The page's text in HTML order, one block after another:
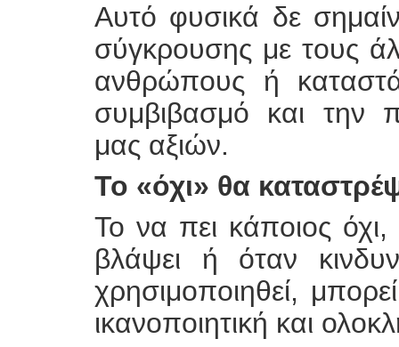
Αυτό φυσικά δε
σύγκρουσης με τους
ανθρώπους ή
συμβιβασμό και την
μας αξιών.
Το «όχι» θα
Το να πει κάποιος όχι,
βλάψει ή όταν
χρησιμοποιηθεί,
ικανοποιητική και